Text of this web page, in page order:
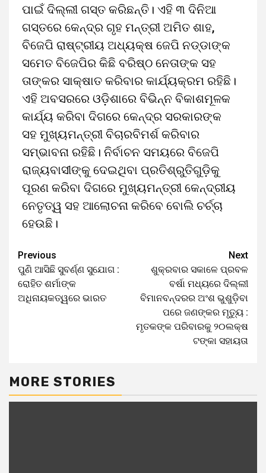
ପାଇଁ ଦିଲ୍ଲୀ ଗସ୍ତ କରିଛନ୍ତି। ଏହି ୩ ଦିନିଆ
ଗସ୍ତରେ କେନ୍ଦ୍ର ଗୃହ ମନ୍ତ୍ରୀ ଅମିତ ଶାହ,
ବିଜେପି ରାଷ୍ଟ୍ରୀୟ ଅଧ୍ୟକ୍ଷ ଜେପି ନଡ୍ଡାଙ୍କ
ସମେତ ବିଜେପିର କିଛି ବରିଷ୍ଠ ନେତାଙ୍କ ସହ
ତାଙ୍କର ସାକ୍ଷାତ କରିବାର କାର୍ଯ୍ୟକ୍ରମ ରହିଛି।
ଏହି ଅବସରରେ ଓଡ଼ିଶାରେ ବିଭିନ୍ନ ବିକାଶମୂଳକ
କାର୍ଯ୍ୟ କରିବା ଦିଗରେ କେନ୍ଦ୍ର ସରକାରଙ୍କ
ସହ ମୁଖ୍ୟମନ୍ତ୍ରୀ ବିଚାରବିମର୍ଶ କରିବାର
ସମ୍ଭାବନା ରହିଛି। ନିର୍ବାଚନ ସମୟରେ ବିଜେପି
ରାଜ୍ୟବାସୀଙ୍କୁ ଦେଇଥିବା ପ୍ରତିଶ୍ରୁତିଗୁଡ଼ିକୁ
ପୂରଣ କରିବା ଦିଗରେ ମୁଖ୍ୟମନ୍ତ୍ରୀ କେନ୍ଦ୍ରୀୟ
ନେତୃତ୍ୱ ସହ ଆଲୋଚନା କରିବେ ବୋଲି ଚର୍ଚ୍ଚା
ହେଉଛି।
Previous
ପୁଣି ଆସିଛି ସୁବର୍ଣ୍ଣ ସୁଯୋଗ :
ରୋହିତ ଶର୍ମାଙ୍କ
ଅଧିନାୟକତ୍ୱରେ ଭାରତ
Next
ଶୁକ୍ରବାର ସକାଳେ ପ୍ରବଳ
ବର୍ଷା ମଧ୍ୟରେ ଦିଲ୍ଲୀ
ବିମାନବନ୍ଦରର ଅଂଶ ଭୁଶୁଡ଼ିବା
ପରେ ଜଣଙ୍କର ମୃତ୍ୟୁ :
ମୃତକଙ୍କ ପରିବାରକୁ ୨୦ଲକ୍ଷ
ଟଙ୍କା ସହାୟତା
MORE STORIES